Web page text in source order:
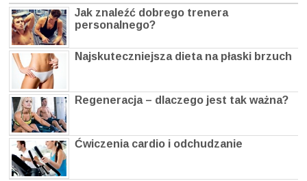
Jak znaleźć dobrego trenera
personalnego?
Najskuteczniejsza dieta na płaski brzuch
Regeneracja – dlaczego jest tak ważna?
Ćwiczenia cardio i odchudzanie